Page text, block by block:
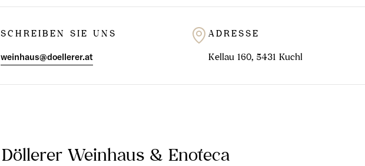
SCHREIBEN SIE UNS
weinhaus@doellerer.at
ADRESSE
Kellau 160, 5431 Kuchl
Döllerer Weinhaus & Enoteca